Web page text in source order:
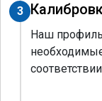
3
Наш